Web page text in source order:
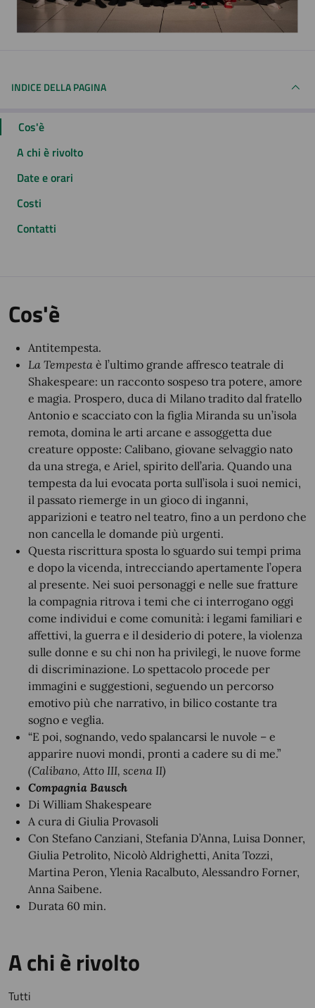
INDICE DELLA PAGINA
Cos'è
A chi è rivolto
Date e orari
Costi
Contatti
Cos'è
Antitempesta.
La Tempesta è l’ultimo grande affresco teatrale di
Shakespeare: un racconto sospeso tra potere, amore
e magia. Prospero, duca di Milano tradito dal fratello
Antonio e scacciato con la figlia Miranda su un’isola
remota, domina le arti arcane e assoggetta due
creature opposte: Calibano, giovane selvaggio nato
da una strega, e Ariel, spirito dell’aria. Quando una
tempesta da lui evocata porta sull’isola i suoi nemici,
il passato riemerge in un gioco di inganni,
apparizioni e teatro nel teatro, fino a un perdono che
non cancella le domande più urgenti.
Questa riscrittura sposta lo sguardo sui tempi prima
e dopo la vicenda, intrecciando apertamente l’opera
al presente. Nei suoi personaggi e nelle sue fratture
la compagnia ritrova i temi che ci interrogano oggi
come individui e come comunità: i legami familiari e
affettivi, la guerra e il desiderio di potere, la violenza
sulle donne e su chi non ha privilegi, le nuove forme
di discriminazione. Lo spettacolo procede per
immagini e suggestioni, seguendo un percorso
emotivo più che narrativo, in bilico costante tra
sogno e veglia.
“E poi, sognando, vedo spalancarsi le nuvole – e
apparire nuovi mondi, pronti a cadere su di me.”
(Calibano, Atto III, scena II)
Compagnia Bausch
Di William Shakespeare
A cura di Giulia Provasoli
Con Stefano Canziani, Stefania D’Anna, Luisa Donner,
Giulia Petrolito, Nicolò Aldrighetti, Anita Tozzi,
Martina Peron, Ylenia Racalbuto, Alessandro Forner,
Anna Saibene.
Durata 60 min.
A chi è rivolto
Tutti